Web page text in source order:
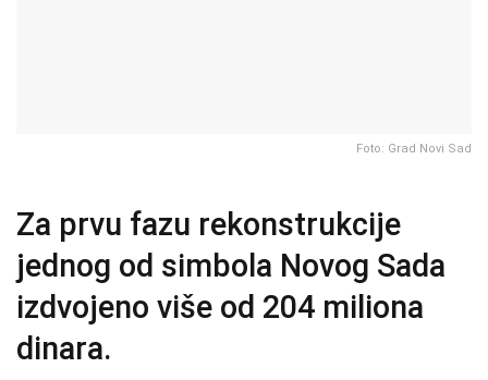
Foto: Grad Novi Sad
Za prvu fazu rekonstrukcije
jednog od simbola Novog Sada
izdvojeno više od 204 miliona
dinara.